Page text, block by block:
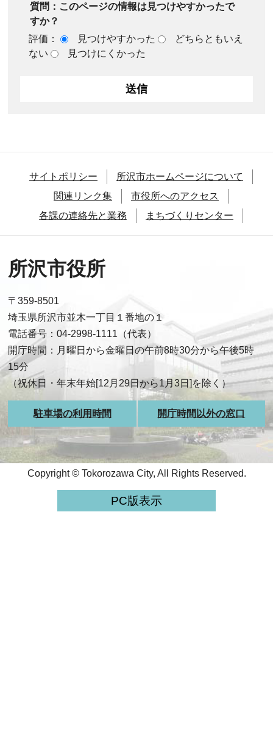
質問：このページの情報は見つけやすかったで
すか？
評価：
見つけやすかった
どちらともいえ
ない
見つけにくかった
サイトポリシー
所沢市ホームページについて
関連リンク集
市役所へのアクセス
各課の連絡先と業務
まちづくりセンター
所沢市役所
〒359-8501
埼玉県所沢市並木一丁目１番地の１
電話番号：04-2998-1111（代表）
開庁時間：月曜日から金曜日の午前8時30分から午後5時
15分
（祝休日・年末年始[12月29日から1月3日]を除く）
駐車場の利用時間 開庁時間以外の窓口
Copyright © Tokorozawa City, All Rights Reserved.
PC版表示